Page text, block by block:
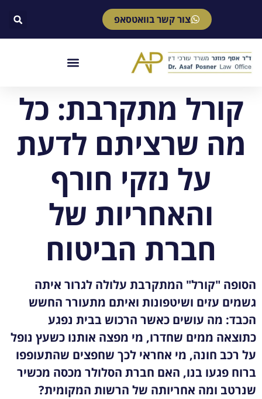
צור קשר בוואטסאפ
קורל מתקרבת: כל
מה שרציתם לדעת
על נזקי חורף
והאחריות של
חברת הביטוח
הסופה "קורל" המתקרבת עלולה לגרור איתה
גשמים עזים ושיטפונות ואיתם מתעורר החשש
הכבד: מה עושים כאשר הרכוש בבית נפגע
כתוצאה ממים שחדרו, מי מפצה אותנו כשעץ נופל
על רכב חונה, מי אחראי לכך שחפצים שהתעופפו
ברוח פגעו בנו, האם חברת הסלולר מכסה מכשיר
שנרטב ומה אחריותה של הרשות המקומית?